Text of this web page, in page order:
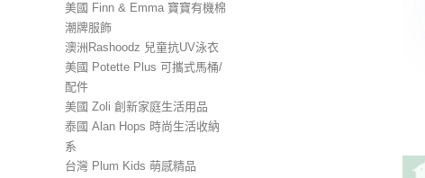
美國 Finn & Emma 寶寶有機棉
潮牌服飾
澳洲Rashoodz 兒童抗UV泳衣
美國 Potette Plus 可攜式馬桶/
配件
美國 Zoli 創新家庭生活用品
泰國 Alan Hops 時尚生活收納
系
台灣 Plum Kids 萌感精品